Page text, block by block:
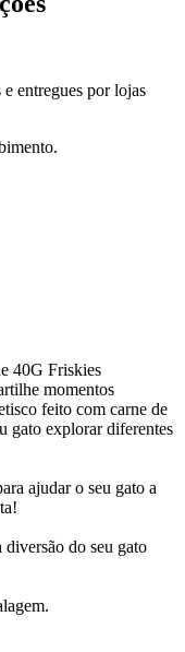
entregues por lojas
40G Friskies
momentos
feito com carne de
gato explorar diferentes
ajudar o seu gato a
diversão do seu gato